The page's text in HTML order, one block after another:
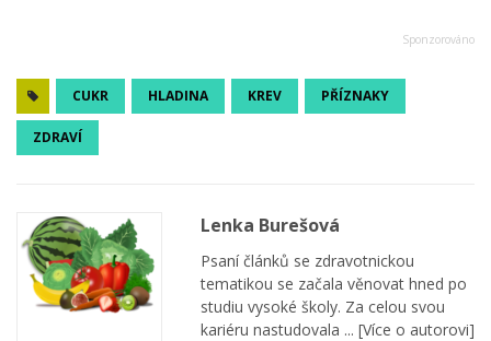
CUKR HLADINA KREV PŘÍZNAKY
ZDRAVÍ
Lenka Burešová
Psaní článků se zdravotnickou
tematikou se začala věnovat hned po
studiu vysoké školy. Za celou svou
kariéru nastudovala ... [Více o autorovi]